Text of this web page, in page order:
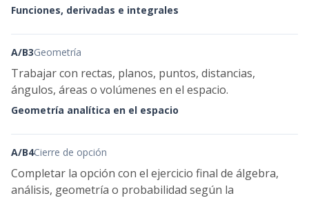
Funciones, derivadas e integrales
A/B3Geometría
Trabajar con rectas, planos, puntos, distancias,
ángulos, áreas o volúmenes en el espacio.
Geometría analítica en el espacio
A/B4Cierre de opción
Completar la opción con el ejercicio final de álgebra,
análisis, geometría o probabilidad según la